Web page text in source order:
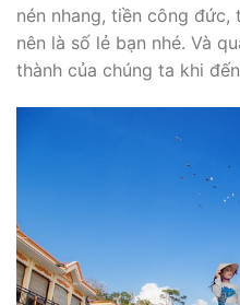
nén nhang, tiền công
nên là số lẻ bạn nhé. Và
thành của chúng ta khi